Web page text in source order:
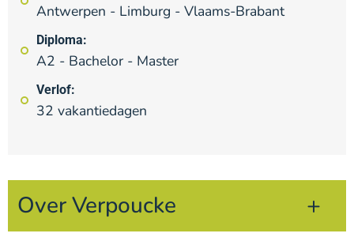
Antwerpen - Limburg - Vlaams-Brabant
Diploma:
A2 - Bachelor - Master
Verlof:
32 vakantiedagen
Over Verpoucke